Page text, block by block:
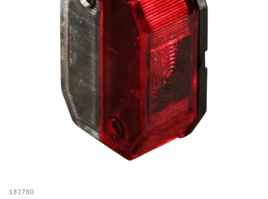
182780